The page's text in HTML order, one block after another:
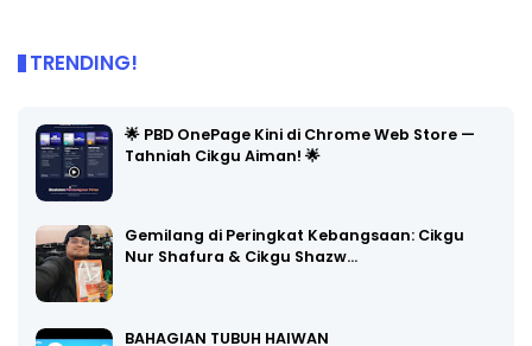
TRENDING!
🌟 PBD OnePage Kini di Chrome Web Store —
Tahniah Cikgu Aiman! 🌟
Gemilang di Peringkat Kebangsaan: Cikgu
Nur Shafura & Cikgu Shazw…
BAHAGIAN TUBUH HAIWAN